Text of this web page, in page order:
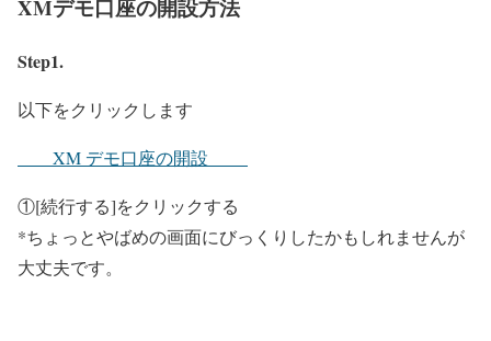
XMデモ口座の開設方法
Step1.
以下をクリックします
XM デモ口座の開設
①[続行する]をクリックする
*ちょっとやばめの画面にびっくりしたかもしれませんが
大丈夫です。